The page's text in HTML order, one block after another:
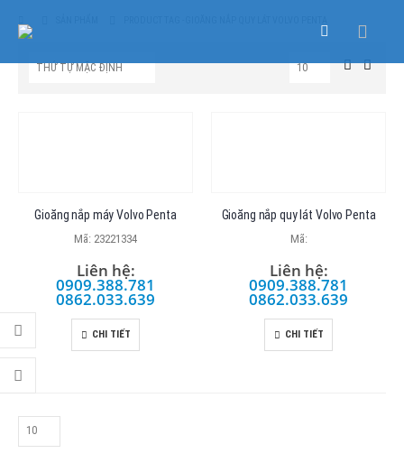
Gioăng nắp máy Volvo Penta
Mã: 23221334
Liên hệ:
0909.388.781
0862.033.639
CHI TIẾT
Gioăng nắp quy lát Volvo Penta
Mã:
Liên hệ:
0909.388.781
0862.033.639
CHI TIẾT